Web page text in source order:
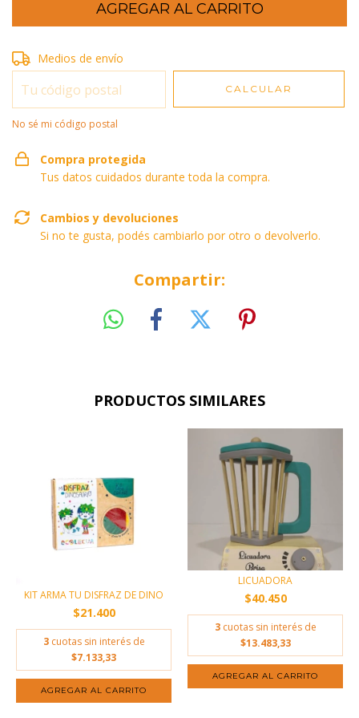
Entregas para el CP:
Medios de envío
CALCULAR
No sé mi código postal
Compra protegida
Tus datos cuidados durante toda la compra.
Cambios y devoluciones
Si no te gusta, podés cambiarlo por otro o devolverlo.
Compartir:
PRODUCTOS SIMILARES
KIT ARMA TU DISFRAZ DE DINO
$21.400
3 cuotas sin interés de
$7.133,33
LICUADORA
$40.450
3 cuotas sin interés de
$13.483,33